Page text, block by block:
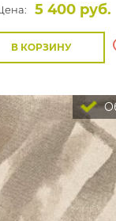
5 400 руб.
В КОРЗИНУ